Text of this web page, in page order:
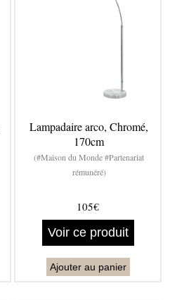
Lampadaire arco, Chromé,
170cm
(#Maison du Monde #Partenariat
rémunéré)
105€
Voir ce produit
Ajouter au panier